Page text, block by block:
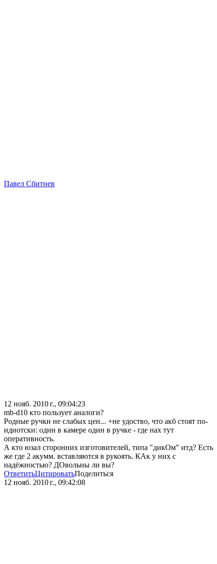
Павел Сбитнев
12 нояб. 2010 г., 09:04:23
mb-d10 кто пользует аналоги?
Родные ручки не слабых цен... +не удоство, что акб стоят по-
идиотски: один в камере один в ручке - где нах тут
оперативность.
А кто юзал сторонних изготовителей, типа "дикОм" итд? Есть
же где 2 акумм. вставляются в рукоять. КАк у них с
надёжностью? ДОвольны ли вы?
ОтветитьЦитироватьПоделиться
12 нояб. 2010 г., 09:42:08